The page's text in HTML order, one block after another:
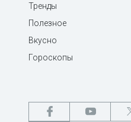
Тренды
Полезное
Вкусно
Гороскопы